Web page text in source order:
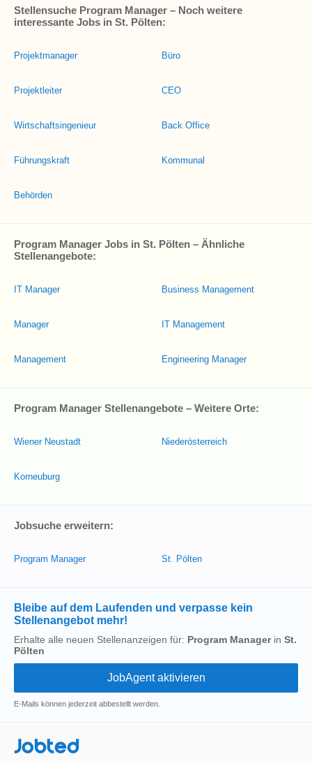
Stellensuche Program Manager – Noch weitere
interessante Jobs in St. Pölten:
Projektmanager
Projektleiter
Wirtschaftsingenieur
Führungskraft
Behörden
Büro
CEO
Back Office
Kommunal
Program Manager Jobs in St. Pölten – Ähnliche
Stellenangebote:
IT Manager
Manager
Management
Business Management
IT Management
Engineering Manager
Program Manager Stellenangebote – Weitere Orte:
Wiener Neustadt
Korneuburg
Niederösterreich
Jobsuche erweitern:
Program Manager St. Pölten
Bleibe auf dem Laufenden und verpasse kein
Stellenangebot mehr!
Erhalte alle neuen Stellenanzeigen für: Program Managerin St.
Pölten
E-Mails können jederzeit abbestellt werden.
Jobted